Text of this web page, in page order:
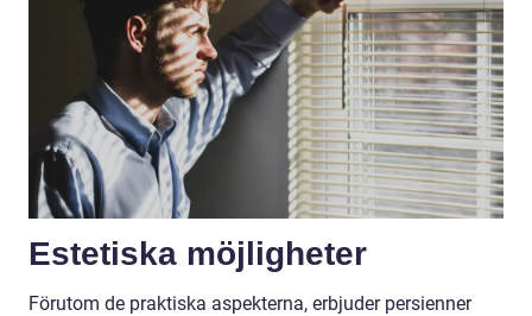
Estetiska möjligheter
Förutom de praktiska aspekterna, erbjuder persienner